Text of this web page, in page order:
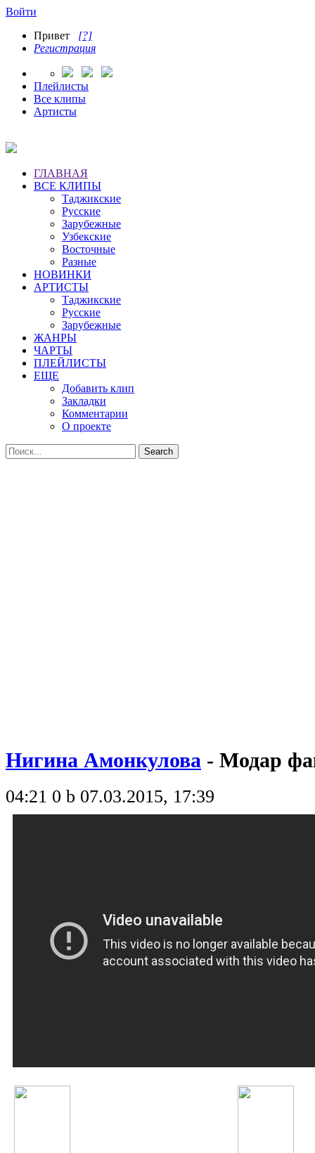
Войти
Привет [?]
Регистрация
Плейлисты
Все клипы
Артисты
ГЛАВНАЯ
ВСЕ КЛИПЫ
Таджикские
Русские
Зарубежные
Узбекские
Восточные
Разные
НОВИНКИ
АРТИСТЫ
Таджикские
Русские
Зарубежные
ЖАНРЫ
ЧАРТЫ
ПЛЕЙЛИСТЫ
ЕЩЕ
Добавить клип
Закладки
Комментарии
О проекте
Нигина Амонкулова - Модар
04:21 0 b 07.03.2015, 17:39